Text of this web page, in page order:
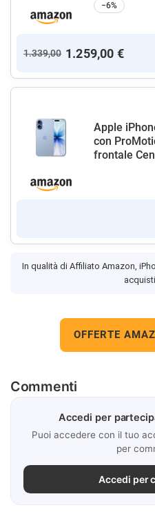
−6%
1.339,00 1.259,00 €
Apple
con
frontale
In qualità di Affiliato Amazon,
OFFERTE
Commenti
Accedi per
Puoi accedere con il tuo
per
Accedi per